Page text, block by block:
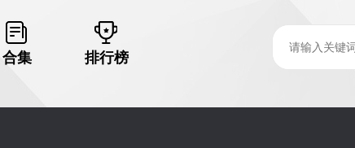
合集 排行榜